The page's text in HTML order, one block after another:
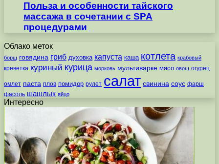
Польза и особенности тайского
массажа в сочетании с SPA
процедурами
Облако меток
борщ говядина гриб духовка капуста каша котлета крабовый
креветка куриный курица морковь мультиварке мясо овощ огурец
омлет паста плов помидор рулет салат свинина соус фарш
фасоль шашлык яйцо
Интересно